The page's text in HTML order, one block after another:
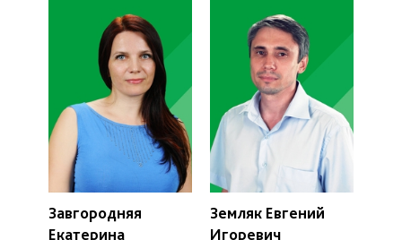
Завгородняя
Екатерина
Земляк Евгений
Игоревич